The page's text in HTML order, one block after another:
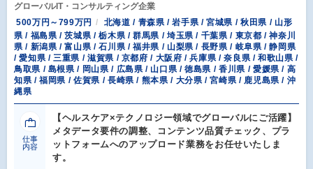
グローバルIT・コンサルティング企業
500万円～799万円
北海道 / 青森県 / 岩手県 / 宮城県 / 秋田県 / 山形
県 / 福島県 / 茨城県 / 栃木県 / 群馬県 / 埼玉県 / 千葉県 / 東京都 / 神奈川
県 / 新潟県 / 富山県 / 石川県 / 福井県 / 山梨県 / 長野県 / 岐阜県 / 静岡県
/ 愛知県 / 三重県 / 滋賀県 / 京都府 / 大阪府 / 兵庫県 / 奈良県 / 和歌山県 /
鳥取県 / 島根県 / 岡山県 / 広島県 / 山口県 / 徳島県 / 香川県 / 愛媛県 / 高
知県 / 福岡県 / 佐賀県 / 長崎県 / 熊本県 / 大分県 / 宮崎県 / 鹿児島県 / 沖
縄県
仕事
内容
【ヘルスケア×テクノロジー領域でグローバルにご活躍】
メタデータ要件の調整、コンテンツ品質チェック、プラ
ットフォームへのアップロード業務をお任せいたしま
す。